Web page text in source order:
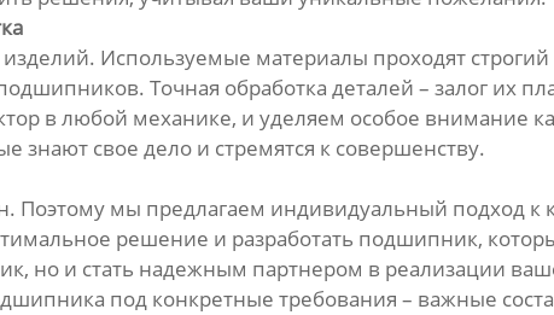
Используемые материалы проходят
Точная обработка деталей – залог их
в любой механике, и уделяем особое внимание
знают свое дело и стремятся к совершенству.
Поэтому мы предлагаем индивидуальный подход к
решение и разработать подшипник,
но и стать надежным партнером в реализации
под конкретные требования – важные